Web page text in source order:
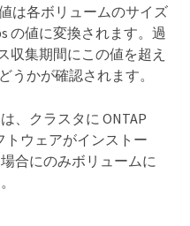
は各ボリュームのサイズ
の値に変換されます。過
収集期間にこの値を超え
うかが確認されます。
、クラスタに ONTAP
トウェアがインストー
合にのみボリュームに